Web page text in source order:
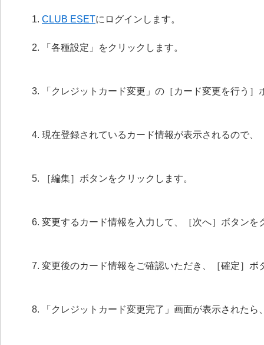
CLUB ESETにログインします。
「各種設定」をクリックします。
「クレジットカード変更」の［カード変更を行う
現在登録されているカード情報が表示されるので
［編集］ボタンをクリックします。
変更するカード情報を入力して、［次へ］ボタンを
変更後のカード情報をご確認いただき、［確定］ボ
「クレジットカード変更完了」画面が表示された